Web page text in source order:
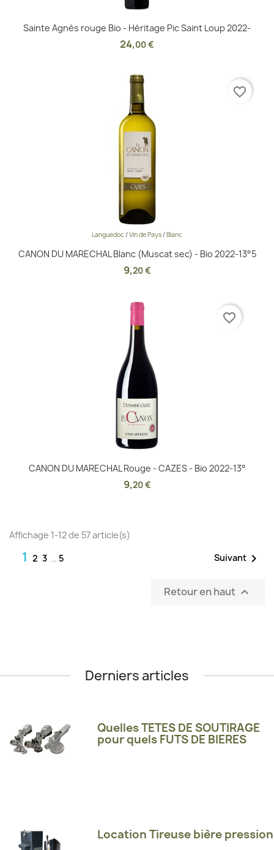
Sainte Agnès rouge Bio - Héritage Pic Saint Loup 2022-
24,00 €
Languedoc/Vin de Pays/Blanc
CANON DU MARECHAL Blanc (Muscat sec) - Bio 2022-13°5
9,20 €
favorite_border
CANON DU MARECHAL Rouge - CAZES - Bio 2022-13°
9,20 €
favorite_border
Affichage 1-12 de 57 article(s)
1 2 3 … 5 Suivant 
Retour en haut 
Derniers articles
Quelles TETES DE SOUTIRAGE
pour quels FUTS DE BIERES
Location Tireuse bière pression